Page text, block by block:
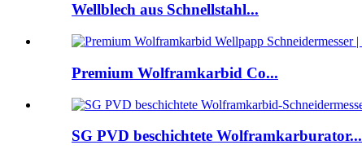
Wellblech aus Schnellstahl...
Premium Wolframkarbid Co...
SG PVD beschichtete Wolframkarburator...